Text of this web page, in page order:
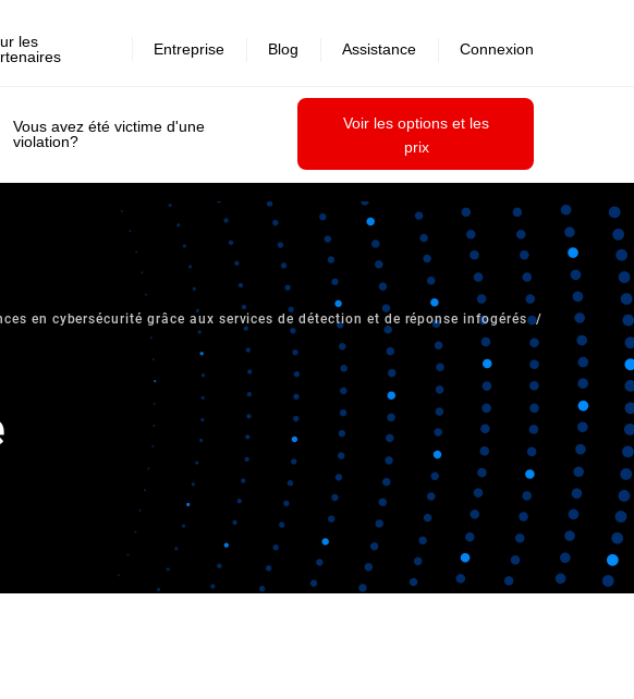
Vous avez été victime d'une
violation?
Voir les options et les
prix
les
Entreprise Blog Assistance Connexion
en cybersécurité grâce aux services de détection et de réponse infogérés